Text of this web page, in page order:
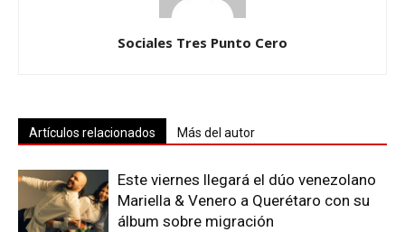
Sociales Tres Punto Cero
Artículos relacionados Más del autor
Este viernes llegará el dúo venezolano
Mariella & Venero a Querétaro con su
álbum sobre migración